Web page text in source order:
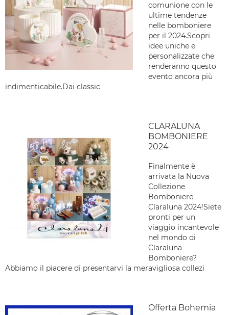
comunione con le
ultime tendenze
nelle bomboniere
per il 2024.Scopri
idee uniche e
personalizzate che
renderanno questo
evento ancora più
indimenticabile.Dai classic
CLARALUNA
BOMBONIERE
2024
Finalmente è
arrivata la Nuova
Collezione
Bomboniere
Claraluna 2024!Siete
pronti per un
viaggio incantevole
nel mondo di
Claraluna
Bomboniere?
Abbiamo il piacere di presentarvi la meravigliosa collezi
Offerta Bohemia